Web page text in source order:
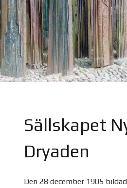
Sällskapet
Dryaden
Den 28 december 1905